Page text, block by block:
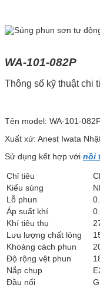
Súng
WA-101-082P
Thông số kỹ thuật chi
Tên model: WA-101-
Xuất xứ: Anest Iwata
Sử dụng kết hợp với nồi
Chỉ tiêu
Kiểu súng
Lỗ phun
Áp suất khí
Khí tiêu thụ
Lưu lượng chất lỏng
Khoảng cách phun
Độ rộng vệt phun
Nắp chụp
Đầu nối